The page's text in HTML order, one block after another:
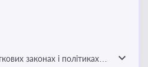
законах і політиках